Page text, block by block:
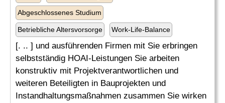
Abgeschlossenes Studium
Betriebliche Altersvorsorge Work-Life-Balance
[. .. ] und ausführenden Firmen mit Sie erbringen
selbstständig HOAI-Leistungen Sie arbeiten
konstruktiv mit Projektverantwortlichen und
weiteren Beteiligten in Bauprojekten und
Instandhaltungsmaßnahmen zusammen Sie wirken